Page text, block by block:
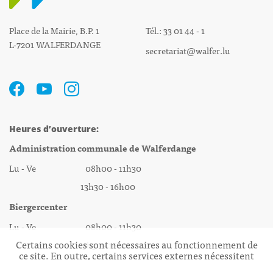
Place de la Mairie, B.P. 1
L-7201 WALFERDANGE
Tél.: 33 01 44 - 1
secretariat@walfer.lu
Heures d’ouverture:
Administration communale de Walferdange
Lu - Ve 08h00 - 11h30
13h30 - 16h00
Biergercenter
Lu - Ve 08h00 - 11h30
13h30 - 16h00
Certains cookies sont nécessaires au fonctionnement de
ce site. En outre, certains services externes nécessitent